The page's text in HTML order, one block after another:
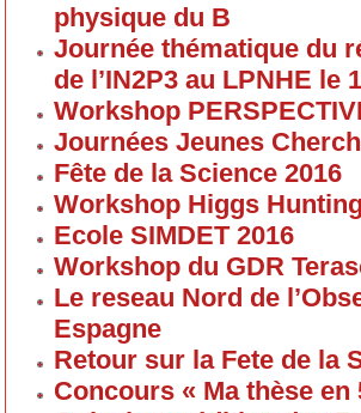
physique du B
Journée thématique du
de l’IN2P3 au LPNHE le
Workshop
Journées Jeunes
Fête de la Science 2016
Workshop Higgs
Ecole SIMDET 2016
Workshop du GDR
Le reseau Nord de
Espagne
Retour sur la Fete de la
Concours « Ma thèse